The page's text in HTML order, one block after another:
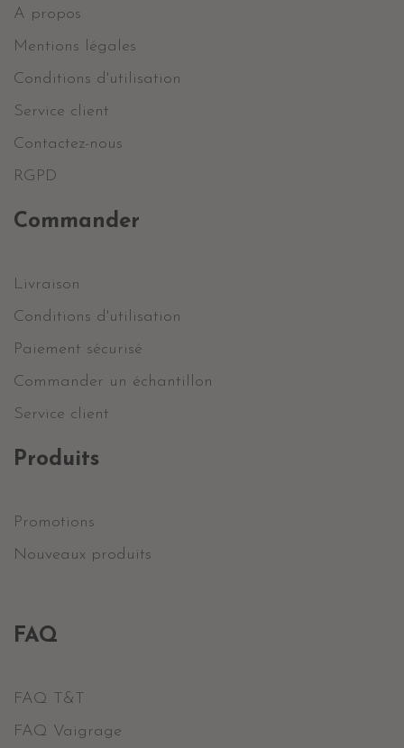
A propos
Mentions légales
Conditions d'utilisation
Service client
Contactez-nous
RGPD
Commander
Livraison
Conditions d'utilisation
Paiement sécurisé
Commander un échantillon
Service client
Produits
Promotions
Nouveaux produits
FAQ
FAQ T&T
FAQ Vaigrage